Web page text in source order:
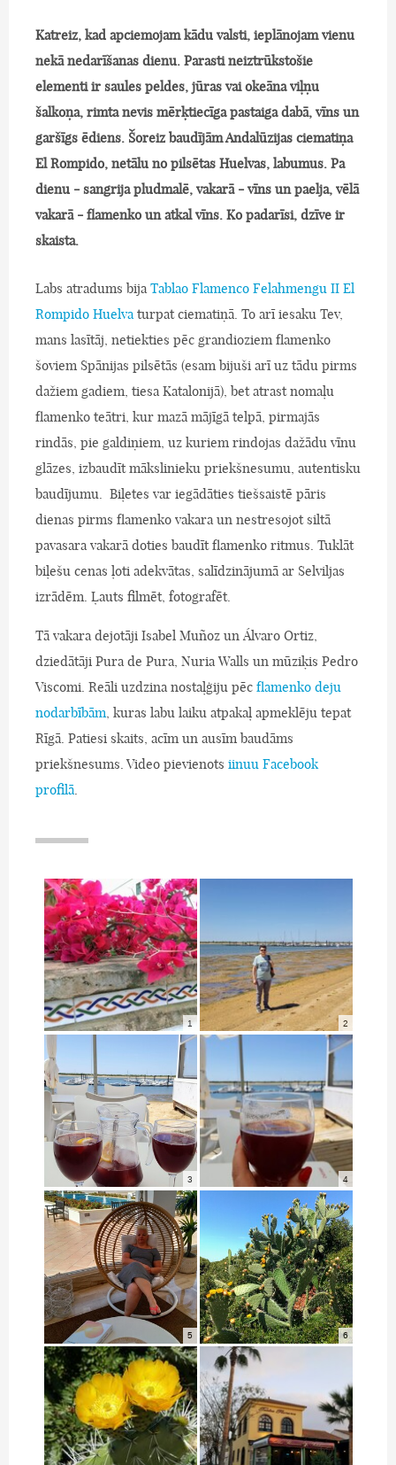
Katreiz, kad apciemojam kādu valsti, ieplānojam vienu
nekā nedarīšanas dienu. Parasti neiztrūkstošie
elementi ir saules peldes, jūras vai okeāna viļņu
šalkoņa, rimta nevis mērķtiecīga pastaiga dabā, vīns un
garšīgs ēdiens. Šoreiz baudījām Andalūzijas ciematiņa
El Rompido, netālu no pilsētas Huelvas, labumus. Pa
dienu - sangrija pludmalē, vakarā - vīns un paelja, vēlā
vakarā - flamenko un atkal vīns. Ko padarīsi, dzīve ir
skaista.
Labs atradums bija Tablao Flamenco Felahmengu II El
Rompido Huelva turpat ciematiņā. To arī iesaku Tev,
mans lasītāj, netiekties pēc grandioziem flamenko
šoviem Spānijas pilsētās (esam bijuši arī uz tādu pirms
dažiem gadiem, tiesa Katalonijā), bet atrast nomaļu
flamenko teātri, kur mazā mājīgā telpā, pirmajās
rindās, pie galdiņiem, uz kuriem rindojas dažādu vīnu
glāzes, izbaudīt mākslinieku priekšnesumu, autentisku
baudījumu. Biļetes var iegādāties tiešsaistē pāris
dienas pirms flamenko vakara un nestresojot siltā
pavasara vakarā doties baudīt flamenko ritmus. Tuklāt
biļešu cenas ļoti adekvātas, salīdzinājumā ar Selviljas
izrādēm. Ļauts filmēt, fotografēt.
Tā vakara dejotāji Isabel Muñoz un Álvaro Ortiz,
dziedātāji Pura de Pura, Nuria Walls un mūziķis Pedro
Viscomi. Reāli uzdzina nostaļģiju pēc flamenko deju
nodarbībām , kuras labu laiku atpakaļ apmeklēju tepat
Rīgā. Patiesi skaits, acīm un ausīm baudāms
priekšnesums. Video pievienots iinuu Facebook
profilā
1 2
3 4
5 6